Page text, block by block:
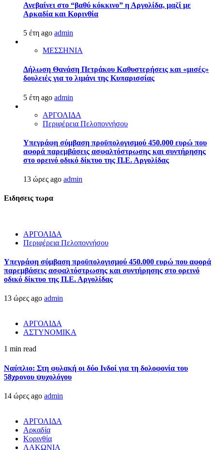
Ανεβαίνει στο “βαθύ κόκκινο” η Αργολίδα, μαζί με
Αρκαδία και Κορινθία
5 έτη ago admin
ΜΕΣΣΗΝΙΑ
Δήλωση Θανάση Πετράκου Καθυστερήσεις και «μισές»
δουλειές για το λιμάνι της Κυπαρισσίας
5 έτη ago admin
ΑΡΓΟΛΙΔΑ
Περιφέρεια Πελοποννήσου
Υπεγράφη σύμβαση προϋπολογισμού 450.000 ευρώ που
αφορά παρεμβάσεις ασφαλτόστρωσης και συντήρησης
στο ορεινό οδικό δίκτυο της Π.Ε. Αργολίδας
13 ώρες ago admin
Ειδησεις τωρα
ΑΡΓΟΛΙΔΑ
Περιφέρεια Πελοποννήσου
Υπεγράφη σύμβαση προϋπολογισμού 450.000 ευρώ που αφορά
παρεμβάσεις ασφαλτόστρωσης και συντήρησης στο ορεινό
οδικό δίκτυο της Π.Ε. Αργολίδας
13 ώρες ago admin
ΑΡΓΟΛΙΔΑ
ΑΣΤΥΝΟΜΙΚΑ
1 min read
Ναύπλιο: Στη φυλακή οι δύο Ινδοί για τη δολοφονία του
58χρονου ψυχολόγου
14 ώρες ago admin
ΑΡΓΟΛΙΔΑ
Αρκαδία
Κορινθία
ΛΑΚΩΝΙΑ